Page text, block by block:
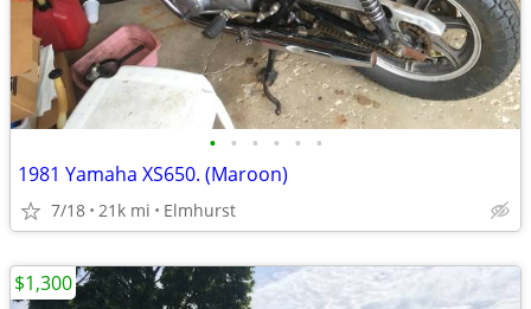
• • • • • •
1981 Yamaha XS650. (Maroon)
7/18 21k mi Elmhurst
$1,300